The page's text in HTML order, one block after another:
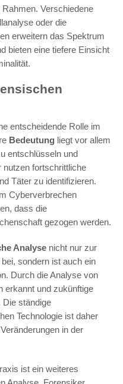
Verschiedene
oder die
erweitern das Spektrum
bieten eine tiefere Einsicht
entscheidende Rolle im
Bedeutung liegt vor allem
entschlüsseln und
nutzen fortschrittliche
Täter zu identifizieren.
Cyberverbrechen
dass die
gezogen werden.
Analyse nicht nur zur
sondern ist auch ein
Durch die Analyse von
erkannt und zukünftige
Die ständige
Technologie ist daher
in der
ist ein weiteres